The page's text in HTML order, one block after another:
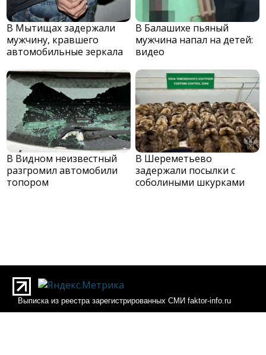
В Мытищах задержали
мужчину, кравшего
автомобильные зеркала
В Балашихе пьяный
мужчина напал на детей:
видео
В Видном неизвестный
разгромил автомобили
топором
В Шереметьево
задержали посылки с
соболиными шкурками
Выписка из реестра зарегистрированных СМИ faktor-info.ru